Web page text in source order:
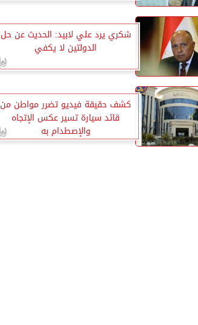
شكري يرد علي لابيد: الحديث عن حل
الدولتين لا يكفي
كشف حقيقة فيديو تضرر مواطن من
قائد سيارة تسير عكس الإتجاه
والإصطدام به